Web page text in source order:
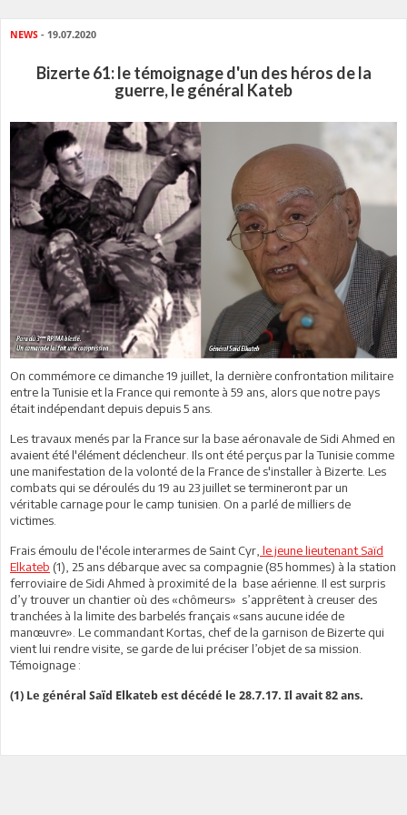
NEWS - 19.07.2020
Bizerte 61: le témoignage d'un des héros de la
guerre, le général Kateb
On commémore ce dimanche 19 juillet, la dernière confrontation militaire
entre la Tunisie et la France qui remonte à 59 ans, alors que notre pays
était indépendant depuis depuis 5 ans.
Les travaux menés par la France sur la base aéronavale de Sidi Ahmed en
avaient été l'élément déclencheur. Ils ont été perçus par la Tunisie comme
une manifestation de la volonté de la France de s'installer à Bizerte. Les
combats qui se déroulés du 19 au 23 juillet se termineront par un
véritable carnage pour le camp tunisien. On a parlé de milliers de
victimes.
Frais émoulu de l'école interarmes de Saint Cyr, le jeune lieutenant Saïd
Elkateb (1), 25 ans débarque avec sa compagnie (85 hommes) à la station
ferroviaire de Sidi Ahmed à proximité de la base aérienne. Il est surpris
d’y trouver un chantier où des «chômeurs» s’apprêtent à creuser des
tranchées à la limite des barbelés français «sans aucune idée de
manœuvre». Le commandant Kortas, chef de la garnison de Bizerte qui
vient lui rendre visite, se garde de lui préciser l’objet de sa mission.
Témoignage :
(1) Le général Saïd Elkateb est décédé le 28.7.17. Il avait 82 ans.